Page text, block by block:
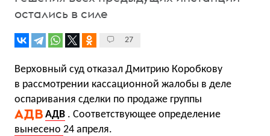
остались в силе
27
Верховный суд отказал Дмитрию Коробкову
в рассмотрении кассационной жалобы в деле
оспаривания сделки по продаже группы
АДВ . Соответствующее определение
вынесено 24 апреля.